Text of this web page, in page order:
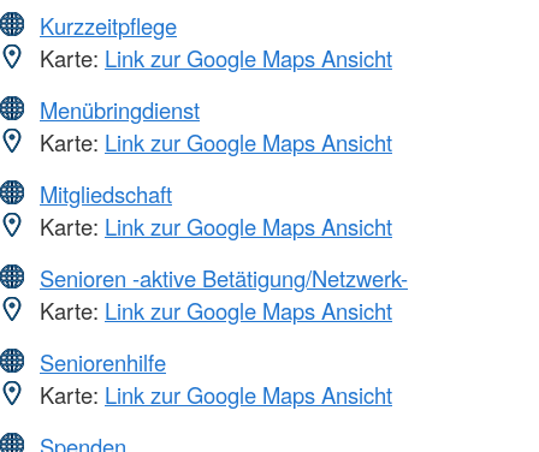
Kurzzeitpflege
Karte: Link zur Google Maps Ansicht
Menübringdienst
Karte: Link zur Google Maps Ansicht
Mitgliedschaft
Karte: Link zur Google Maps Ansicht
Senioren -aktive Betätigung/Netzwerk-
Karte: Link zur Google Maps Ansicht
Seniorenhilfe
Karte: Link zur Google Maps Ansicht
Spenden